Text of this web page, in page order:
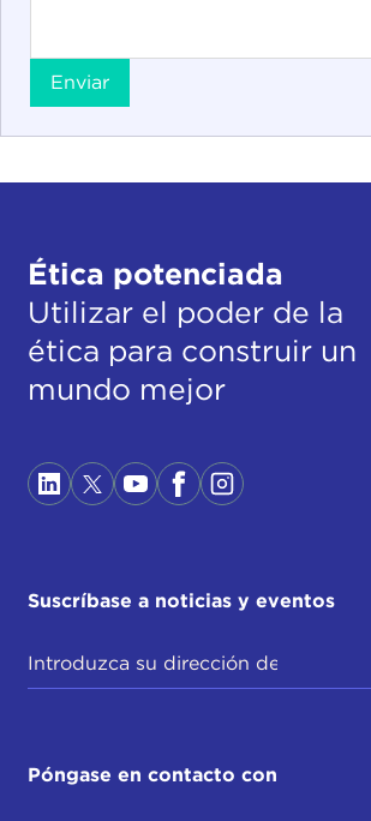
Enviar
Ética potenciada
Utilizar el poder de la
ética para construir un
mundo mejor
Suscríbase a noticias y eventos
Póngase en contacto con